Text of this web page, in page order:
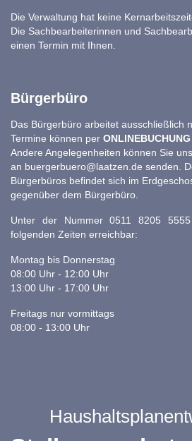
Die Verwaltung hat keine
Die Sachbearbeiterinnen und
einen Termin mit Ihnen.
Bürgerbüro
Das Bürgerbüro arbeitet ausschließlich
Termine können per ONLINEBUCHUNG
Andere Angelegenheiten können Sie
an buergerbuero@laatzen.de senden.
Bürgerbüros befindet sich im
gegenüber dem Bürgerbüro.
Unter der Nummer 0511 8205
folgenden Zeiten erreichbar:
Montag bis Donnerstag
08:00 Uhr - 12:00 Uhr
13:00 Uhr - 17:00 Uhr
Freitags nur vormittags
08:00 - 13:00 Uhr